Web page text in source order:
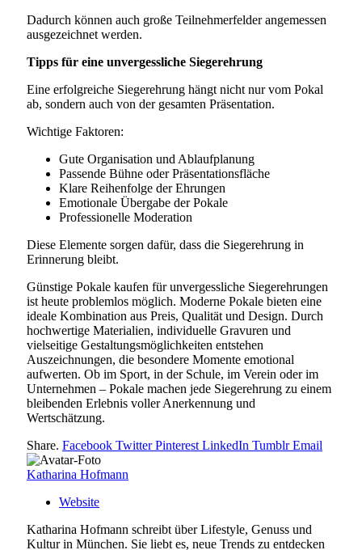
Dadurch können auch große Teilnehmerfelder angemessen
ausgezeichnet werden.
Tipps für eine unvergessliche Siegerehrung
Eine erfolgreiche Siegerehrung hängt nicht nur vom Pokal
ab, sondern auch von der gesamten Präsentation.
Wichtige Faktoren:
Gute Organisation und Ablaufplanung
Passende Bühne oder Präsentationsfläche
Klare Reihenfolge der Ehrungen
Emotionale Übergabe der Pokale
Professionelle Moderation
Diese Elemente sorgen dafür, dass die Siegerehrung in
Erinnerung bleibt.
Günstige Pokale kaufen für unvergessliche Siegerehrungen
ist heute problemlos möglich. Moderne Pokale bieten eine
ideale Kombination aus Preis, Qualität und Design. Durch
hochwertige Materialien, individuelle Gravuren und
vielseitige Gestaltungsmöglichkeiten entstehen
Auszeichnungen, die besondere Momente emotional
aufwerten. Ob im Sport, in der Schule, im Verein oder im
Unternehmen – Pokale machen jede Siegerehrung zu einem
bleibenden Erlebnis voller Anerkennung und
Wertschätzung.
Share. Facebook Twitter Pinterest LinkedIn Tumblr Email
Katharina Hofmann
Website
Katharina Hofmann schreibt über Lifestyle, Genuss und
Kultur in München. Sie liebt es, neue Trends zu entdecken